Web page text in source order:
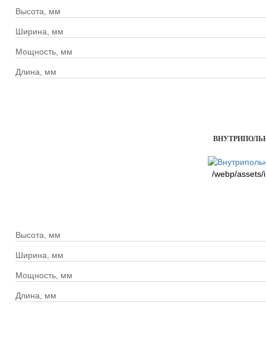
Высота, мм
Ширина, мм
Мощность, мм
Длина, мм
/webp/
Высота, мм
Ширина, мм
Мощность, мм
Длина, мм